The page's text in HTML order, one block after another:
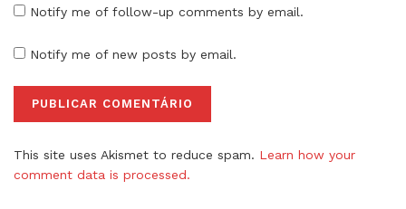
Notify me of follow-up comments by email.
Notify me of new posts by email.
This site uses Akismet to reduce spam. Learn how your
comment data is processed.